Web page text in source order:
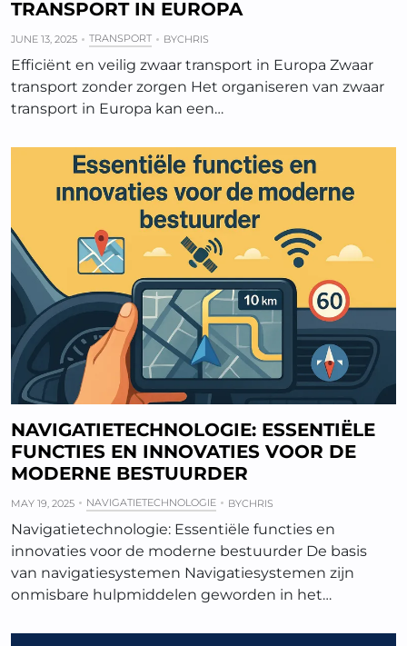
TRANSPORT IN EUROPA
JUNE 13, 2025 TRANSPORT BYCHRIS
Efficiënt en veilig zwaar transport in Europa Zwaar
transport zonder zorgen Het organiseren van zwaar
transport in Europa kan een…
NAVIGATIETECHNOLOGIE: ESSENTIËLE
FUNCTIES EN INNOVATIES VOOR DE
MODERNE BESTUURDER
MAY 19, 2025 NAVIGATIETECHNOLOGIE BYCHRIS
Navigatietechnologie: Essentiële functies en
innovaties voor de moderne bestuurder De basis
van navigatiesystemen Navigatiesystemen zijn
onmisbare hulpmiddelen geworden in het…